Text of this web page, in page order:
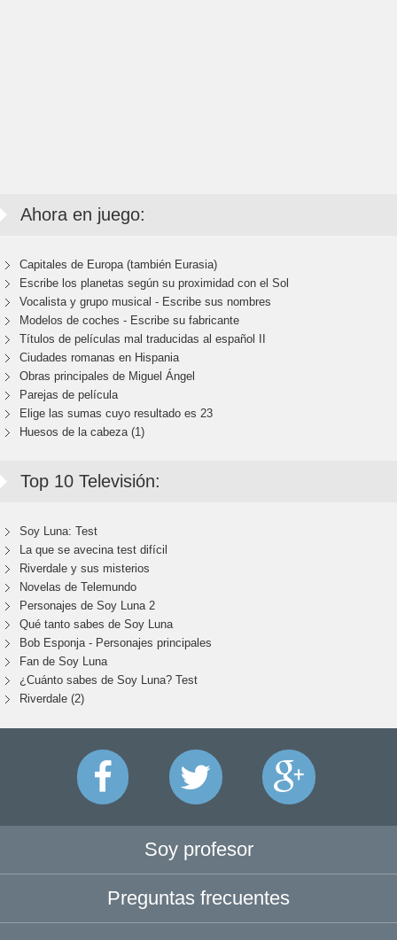
Ahora en juego:
Capitales de Europa (también Eurasia)
Escribe los planetas según su proximidad con el Sol
Vocalista y grupo musical - Escribe sus nombres
Modelos de coches - Escribe su fabricante
Títulos de películas mal traducidas al español II
Ciudades romanas en Hispania
Obras principales de Miguel Ángel
Parejas de película
Elige las sumas cuyo resultado es 23
Huesos de la cabeza (1)
Top 10 Televisión:
Soy Luna: Test
La que se avecina test difícil
Riverdale y sus misterios
Novelas de Telemundo
Personajes de Soy Luna 2
Qué tanto sabes de Soy Luna
Bob Esponja - Personajes principales
Fan de Soy Luna
¿Cuánto sabes de Soy Luna? Test
Riverdale (2)
Soy profesor
Preguntas frecuentes